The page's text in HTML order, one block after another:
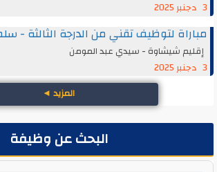
مباراة لتوظيف تقني من الدرجة الثالثة - سلم 9
إقليم شيشاوة - سيدي عبد المومن
المزيد◄
البحث عن وظيفة